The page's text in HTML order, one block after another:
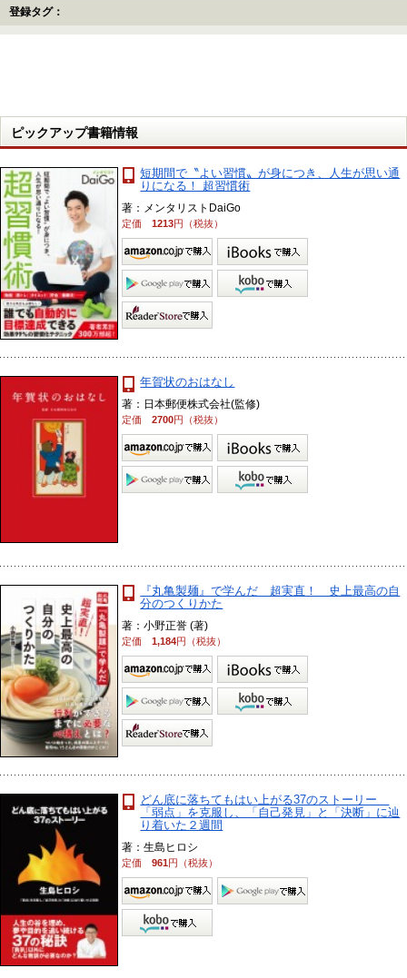
登録タグ：
ピックアップ書籍情報
短期間で〝よい習慣〟が身につき、人生が思い通
りになる！ 超習慣術
著：メンタリストDaiGo
定価1213円（税抜）
年賀状のおはなし
著：日本郵便株式会社(監修)
定価2700円（税抜）
『丸亀製麺』で学んだ 超実直！ 史上最高の自
分のつくりかた
著：小野正誉 (著)
定価1,184円（税抜）
どん底に落ちてもはい上がる37のストーリー
「弱点」を克服し、「自己発見」と「決断」に辿
り着いた２週間
著：生島ヒロシ
定価961円（税抜）